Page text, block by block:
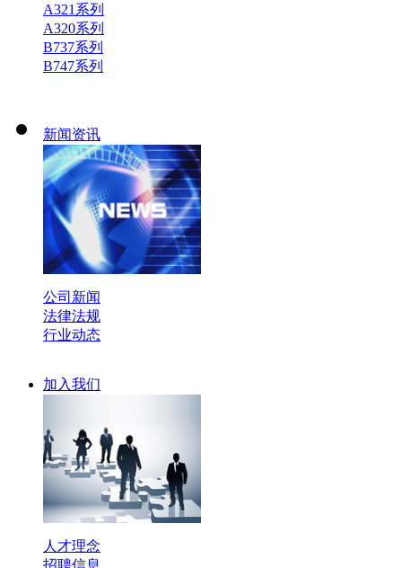
A321系列
A320系列
B737系列
B747系列
新闻资讯
公司新闻
法律法规
行业动态
加入我们
人才理念
招聘信息